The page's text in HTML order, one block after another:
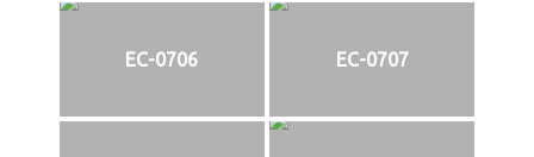
EC-0706 EC-0707